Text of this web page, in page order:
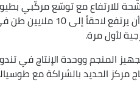
طن سنوياً، وهي مرشّحة للارتفاع مع توسّع
بجيجل حيث سيبدأ المشروع بإنتاج 4 ملايين طن
لأول مرة.
فقد تم ضخ 135 مليون دينار لتجهيز المنجم ووحدة